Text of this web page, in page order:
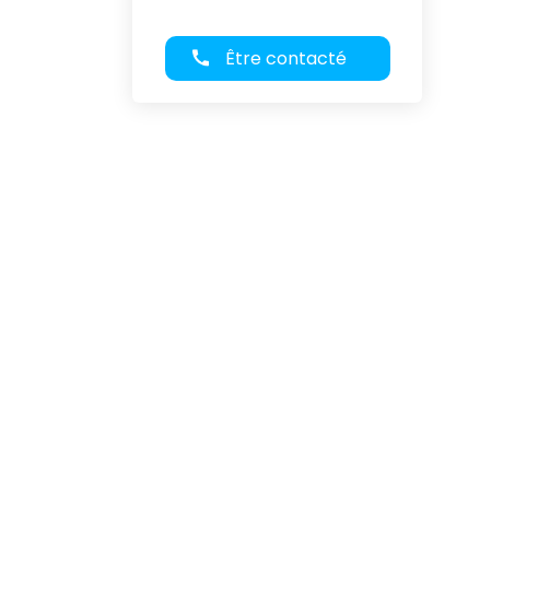
Être contacté